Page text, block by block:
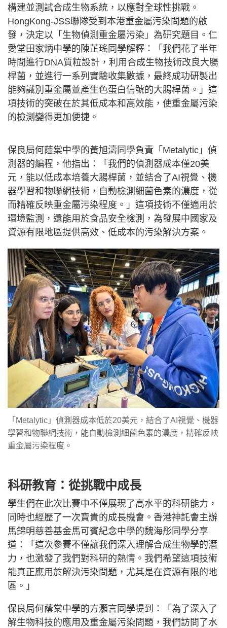
構建並測試合成生物系統，以應對全球性挑戰。
HongKong-JSS聯隊受到本港重金屬污染問題的啟
發，決定以「生物偵測重金屬污染」為研究題目。仁
愛堂田家炳中學的陳芷瑤同學解釋：「我們花了半年
時間進行DNA質粒設計，利用合成生物技術改良大腸
桿菌，並進行一系列實驗收集數據，最終成功研製出
能夠識別重金屬並產生色蛋白信號的大腸桿菌。」這
項技術的突破在於其低成本和高效能，使重金屬污染
的檢測變得更加便捷。
保良局何蔭棠中學的黃旭濤同學負責「Metalytic」偵
測器的編程，他指出：「我們的偵測器成本僅20美
元，能以低成本培養大腸桿菌，並結合了AI視覺、機
器學習和物聯網技術，自動檢測細菌色素的濃度，從
而精確反映重金屬污染程度。」這項技術不僅適用於
環境監測，還能用於食品安全檢測，為發展中國家及
資源有限地區提供高效、低成本的污染解決方案。
「Metalytic」偵測器成本低於20美元，結合了AI視覺、機器
學習和物聯網技術，能自動檢測細菌色素的濃度，精確反映
重金屬污染程度。
科研教育：從挑戰中成長
學生們在此次比賽中不僅展現了高水平的科研能力，
同時也經歷了一次寶貴的成長機會。香港神託會主辦
馬錦明慈善基金馬可賓紀念中學的魏海彤同學分享
道：「這次參賽不僅讓我們深入理解合成生物學的潛
力，也激發了我們對科研的熱情。我們希望這項技術
能真正應用於解決污染問題，尤其是在資源有限的地
區。」
保良局何蔭棠中學的方灝言同學提到：「為了深入了
解生物科技的應用及重金屬污染問題，我們訪問了水